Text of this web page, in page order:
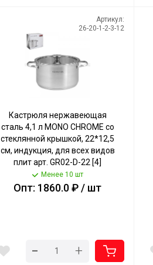
Артикул:
26-20-1-2-3-12
Кастрюля нержавеющая
сталь 4,1 л MONO CHROME со
стеклянной крышкой, 22*12,5
см, индукция, для всех видов
плит арт. GR02-D-22 [4]
КАТУНЬ
Менее 10 шт
Опт: 1860.0 ₽ / шт
- +